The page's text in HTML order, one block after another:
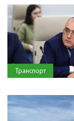
Транспорт